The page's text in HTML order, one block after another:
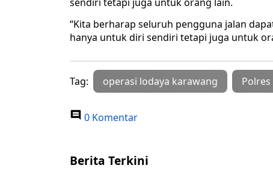
“Kita berharap seluruh pengguna jalan
hanya untuk diri sendiri tetapi juga untuk
Tag: operasi lodaya karawang
0 Komentar
Berita Terkini